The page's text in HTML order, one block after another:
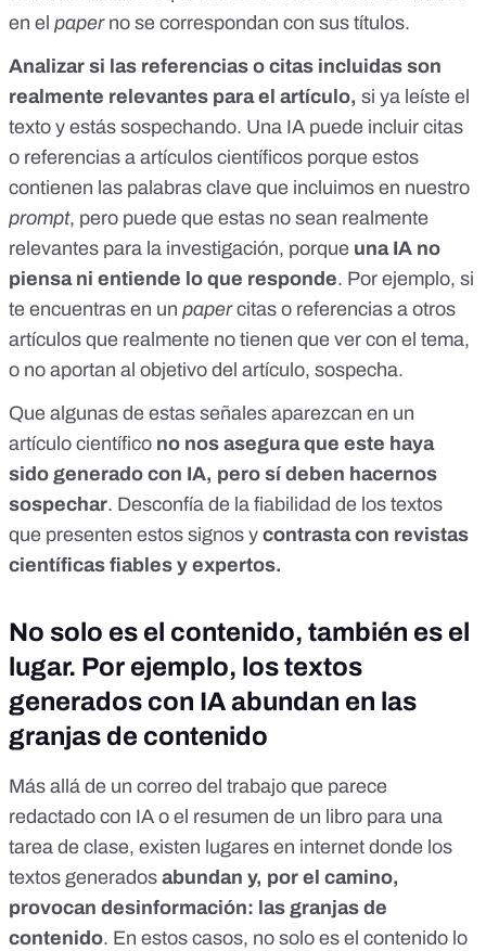
en el paperno se correspondan con sus títulos.
Analizar si las referencias o citas incluidas son
realmente relevantes para el artículo, si ya leíste el
texto y estás sospechando. Una IA puede incluir citas
o referencias a artículos científicos porque estos
contienen las palabras clave que incluimos en nuestro
prompt, pero puede que estas no sean realmente
relevantes para la investigación, porque una IA no
piensa ni entiende lo que responde. Por ejemplo, si
te encuentras en un papercitas o referencias a otros
artículos que realmente no tienen que ver con el tema,
o no aportan al objetivo del artículo, sospecha.
Que algunas de estas señales aparezcan en un
artículo científico no nos asegura que este haya
sido generado con IA, pero sí deben hacernos
sospechar. Desconfía de la fiabilidad de los textos
que presenten estos signos y contrasta con revistas
científicas fiables y expertos.
No solo es el contenido, también es el
lugar. Por ejemplo, los textos
generados con IA abundan en las
granjas de contenido
Más allá de un correo del trabajo que parece
redactado con IA o el resumen de un libro para una
tarea de clase, existen lugares en internet donde los
textos generados abundan y, por el camino,
provocan desinformación: las granjas de
contenido. En estos casos, no solo es el contenido lo